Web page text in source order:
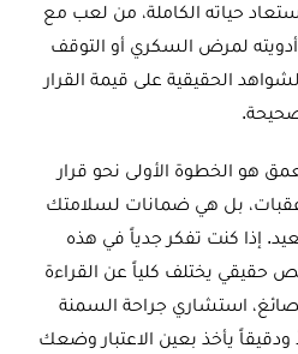
حياته الكاملة، من لعب مع
أدويته لمرض السكري أو التوقف
الحقيقية على قيمة القرار
هو الخطوة الأولى نحو قرار
بل هي ضمانات لسلامتك
إذا كنت تفكر جدياً في هذه
حقيقي يختلف كلياً عن القراءة
استشاري جراحة السمنة
ودقيقاً يأخذ بعين الاعتبار وضعك